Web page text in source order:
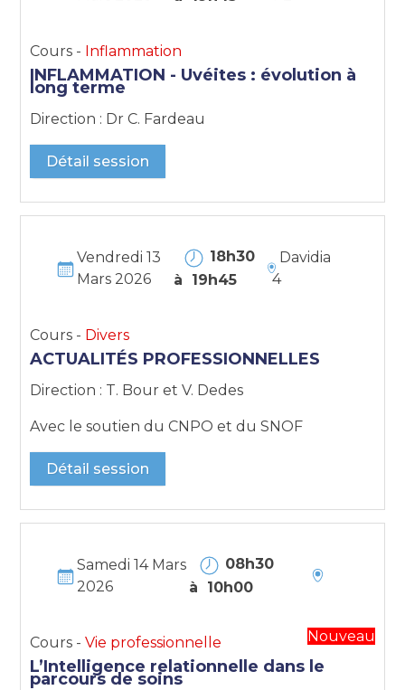
Cours - Inflammation
INFLAMMATION - Uvéites : évolution à
long terme
Direction : Dr C. Fardeau
Détail session
Vendredi 13
Mars 2026
18h30
à 19h45
Davidia
4
Cours - Divers
ACTUALITÉS PROFESSIONNELLES
Direction : T. Bour et V. Dedes
Avec le soutien du CNPO et du SNOF
Détail session
Samedi 14 Mars
2026
08h30
à 10h00
Cours -Vie professionnelle Nouveau
L’Intelligence relationnelle dans le
parcours de soins